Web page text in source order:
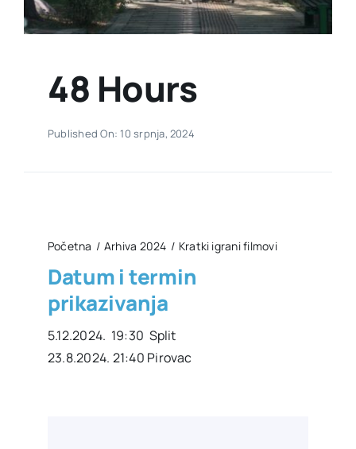
48 Hours
Published On: 10 srpnja, 2024
Početna Arhiva 2024 Kratki igrani filmovi
Datum i termin
prikazivanja
5.12.2024. 19:30 Split
23.8.2024. 21:40 Pirovac